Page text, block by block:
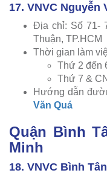
17. VNVC Nguyễn
Địa chỉ: Số 71-
Thuận, TP.HCM
Thời gian làm
Thứ 2 đến
Thứ 7 &
Hướng dẫn
Văn Quá
Quận Bình
Minh
18. VNVC Bình Tân